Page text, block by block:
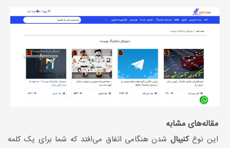
مقاله‌های مشابه
این نوعکنیبال شدن هنگامی اتفاق می‌افتد که شما برای یک کلمه